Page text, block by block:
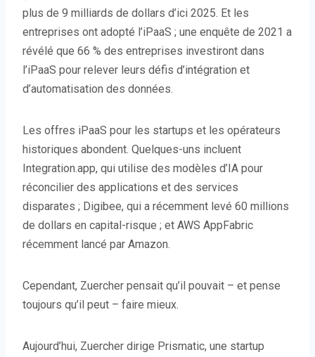
plus de 9 milliards de dollars d’ici 2025. Et les
entreprises ont adopté l’iPaaS ; une enquête de 2021 a
révélé que 66 % des entreprises investiront dans
l’iPaaS pour relever leurs défis d’intégration et
d’automatisation des données.
Les offres iPaaS pour les startups et les opérateurs
historiques abondent. Quelques-uns incluent
Integration.app, qui utilise des modèles d’IA pour
réconcilier des applications et des services
disparates ; Digibee, qui a récemment levé 60 millions
de dollars en capital-risque ; et AWS AppFabric
récemment lancé par Amazon.
Cependant, Zuercher pensait qu’il pouvait – et pense
toujours qu’il peut – faire mieux.
Aujourd’hui, Zuercher dirige Prismatic, une startup